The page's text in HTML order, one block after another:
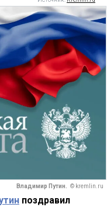
Владимир Путин. © kremlin.ru
поздравил